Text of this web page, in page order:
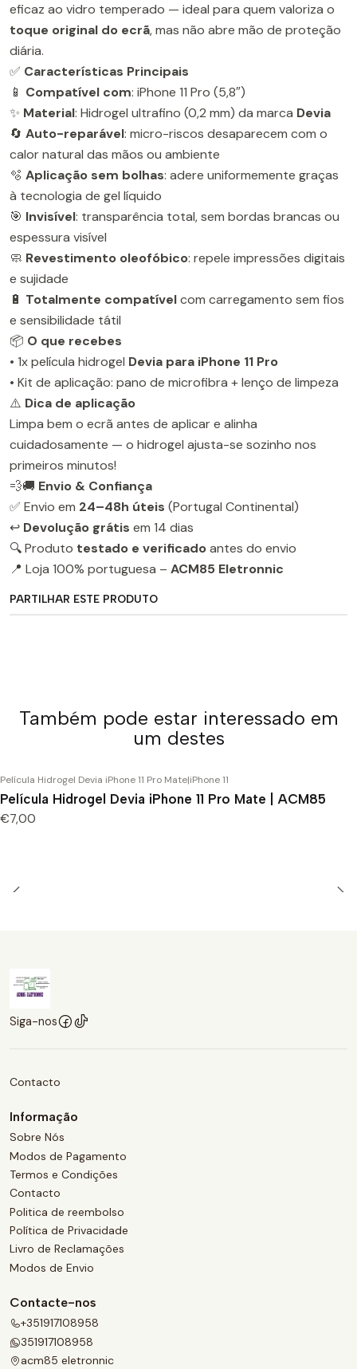
eficaz ao vidro temperado — ideal para quem valoriza o
toque original do ecrã, mas não abre mão de proteção
diária.
✅ Características Principais
📱 Compatível com: iPhone 11 Pro (5,8″)
✨ Material: Hidrogel ultrafino (0,2 mm) da marca Devia
🔄 Auto-reparável: micro-riscos desaparecem com o
calor natural das mãos ou ambiente
🫧 Aplicação sem bolhas: adere uniformemente graças
à tecnologia de gel líquido
🎯 Invisível: transparência total, sem bordas brancas ou
espessura visível
🧼 Revestimento oleofóbico: repele impressões digitais
e sujidade
🔋 Totalmente compatívelcom carregamento sem fios
e sensibilidade tátil
📦 O que recebes
• 1x película hidrogel Devia para iPhone 11 Pro
• Kit de aplicação: pano de microfibra + lenço de limpeza
⚠️ Dica de aplicação
Limpa bem o ecrã antes de aplicar e alinha
cuidadosamente — o hidrogel ajusta-se sozinho nos
primeiros minutos!
💨🚚 Envio & Confiança
✅ Envio em 24–48h úteis (Portugal Continental)
↩️ Devolução grátis em 14 dias
🔍 Produto testado e verificadoantes do envio
📍 Loja 100% portuguesa – ACM85 Eletronnic
PARTILHAR ESTE PRODUTO
Também pode estar interessado em
um destes
Película Hidrogel Devia iPhone 11 Pro Mate|iPhone 11
Película Hidrogel Devia iPhone 11 Pro Mate | ACM85
€7,00
Siga-nos
Contacto
Informação
Sobre Nós
Modos de Pagamento
Termos e Condições
Contacto
Politica de reembolso
Política de Privacidade
Livro de Reclamações
Modos de Envio
Contacte-nos
+351917108958
351917108958
acm85 eletronnic